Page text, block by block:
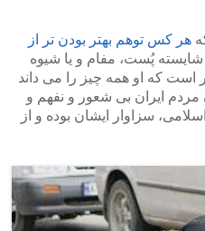
هر کس توهم بهتر بودن تر از
پُست، مفام و یا شیوه
است که او همه چیز را می داند
ایران بی شعور و نفهم و
سزاوار ایشان بوده و از